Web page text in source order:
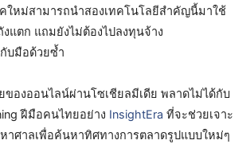
ใหม่สามารถนำสองเทคโนโลยีสำคัญนี้มาใช้
แตก แถมยังไม่ต้องไปลงทุนจ้าง
บมือด้วยซ้ำ
ของออนไลน์ผ่านโซเชียลมีเดีย พลาดไม่ได้กับ
ฝีมือคนไทยอย่าง InsightEra ที่จะช่วยเจาะ
ศาลเพื่อค้นหาทิศทางการตลาดรูปแบบใหม่ๆ